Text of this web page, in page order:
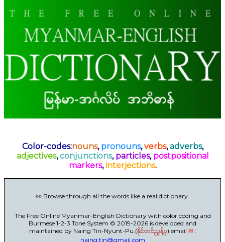
Color-codes:nouns, pronouns,verbs,adverbs,
adjectives,conjunctions, particles, postpositional
markers,interjections.
👀 Browse through all the words like a real dictionary.
The Free Online Myanmar-English Dictionary with color coding and
Burmese 1-2-3 Tone System © 2019-2026 is developed and
maintained by Naing Tin-Nyunt-Pu.(နိုင်တင်ညွန့်ပု) email ✉:
naing.tin@gmail.com